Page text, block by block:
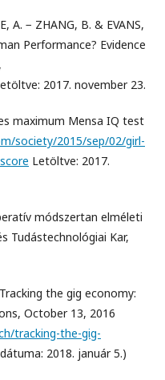
A. − ZHANG, B. & EVANS,
Performance? Evidence
2017. november 23.
maximum Mensa IQ test
society/2015/sep/02/girl-
Letöltve: 2017.
módszertan elméleti
Tudástechnológiai Kar,
the gig economy:
October 13, 2016
tracking-the-gig-
2018. január 5.)